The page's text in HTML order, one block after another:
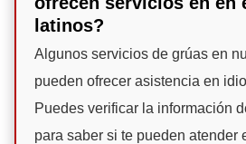
latinos?
Algunos servicios de grúas en
pueden ofrecer asistencia en
Puedes verificar la información
para saber si te pueden atender